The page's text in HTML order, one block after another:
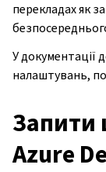
перекладах як
У документації
налаштувань,
Запити
Azure